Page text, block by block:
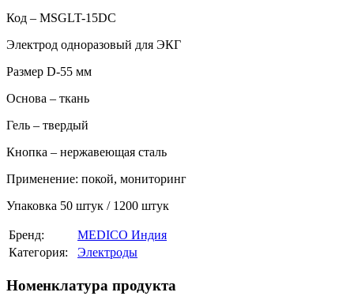
Код – MSGLT-15DC
Электрод одноразовый для ЭКГ
Размер D-55 мм
Основа – ткань
Гель – твердый
Кнопка – нержавеющая сталь
Применение: покой, мониторинг
Упаковка 50 штук / 1200 штук
Бренд:
MEDICO Индия
Категория:
Электроды
Номенклатура продукта